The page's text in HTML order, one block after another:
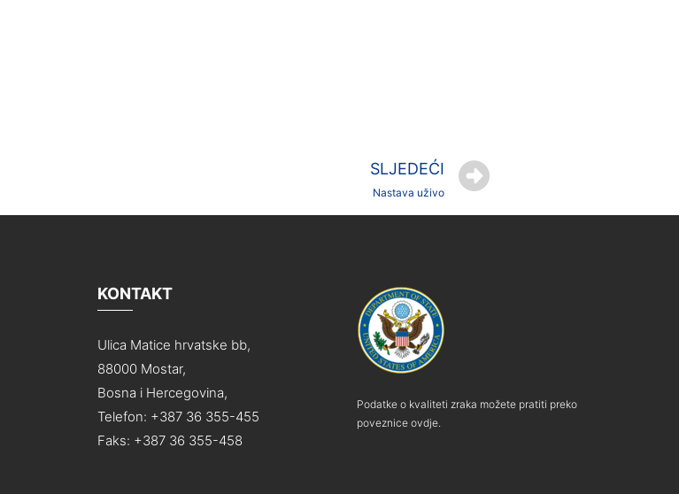
SLJEDEĆI
Nastava uživo
KONTAKT
Ulica Matice hrvatske bb,
88000 Mostar,
Bosna i Hercegovina,
Telefon: +387 36 355-455
Faks: +387 36 355-458
Podatke o kvaliteti zraka možete pratiti preko
poveznice ovdje.